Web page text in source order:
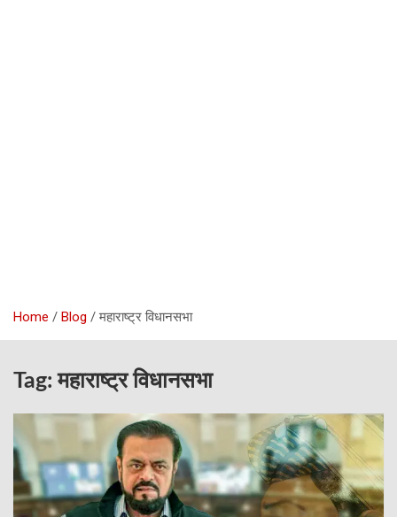
Home Blog महाराष्ट्र विधानसभा
Tag:महाराष्ट्र विधानसभा